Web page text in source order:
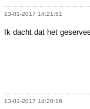
13-01-2017 14:21:51
Ik dacht dat het
13-01-2017 14:28:16